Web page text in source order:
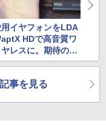
イヤフォンをLDA
HDで高音質ワ
ヤレスに。期待のBl
レシーバを使
事を見る